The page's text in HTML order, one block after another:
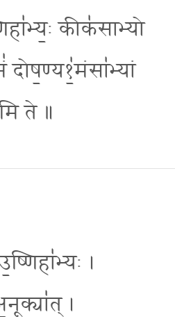
कीक॑साभ्यो
दोष॒ण्य१॒॑मंसा॑भ्यां
ते ॥
।
।